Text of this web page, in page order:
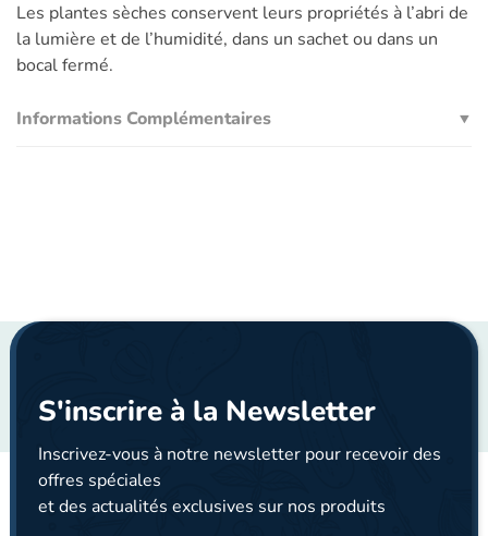
Les plantes sèches conservent leurs propriétés à l’abri de
la lumière et de l’humidité, dans un sachet ou dans un
bocal fermé.
Informations Complémentaires
S'inscrire à la Newsletter
Inscrivez-vous à notre newsletter pour recevoir des
offres spéciales
et des actualités exclusives sur nos produits